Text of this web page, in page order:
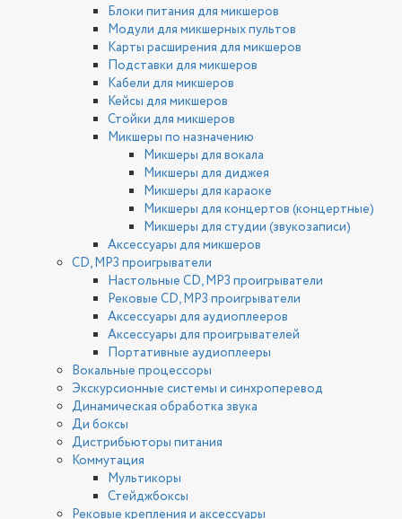
Блоки питания для микшеров
Модули для микшерных пультов
Карты расширения для микшеров
Подставки для микшеров
Кабели для микшеров
Кейсы для микшеров
Стойки для микшеров
Микшеры по назначению
Микшеры для вокала
Микшеры для диджея
Микшеры для караоке
Микшеры для концертов (концертные)
Микшеры для студии (звукозаписи)
Аксессуары для микшеров
CD, MP3 проигрыватели
Настольные CD, MP3 проигрыватели
Рековые CD, MP3 проигрыватели
Аксессуары для аудиоплееров
Аксессуары для проигрывателей
Портативные аудиоплееры
Вокальные процессоры
Экскурсионные системы и синхроперевод
Динамическая обработка звука
Ди боксы
Дистрибьюторы питания
Коммутация
Мультикоры
Стейджбоксы
Рековые крепления и аксессуары